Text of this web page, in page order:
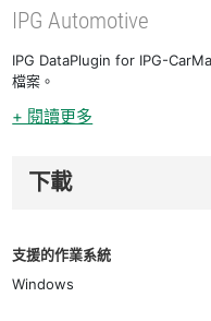
IPG Automotive
IPG DataPlugin for IPG-
檔案。
+ 閱讀更多
下載
支援的作業系統
Windows